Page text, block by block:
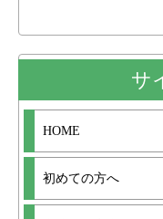
サ
HOME
初めての方へ